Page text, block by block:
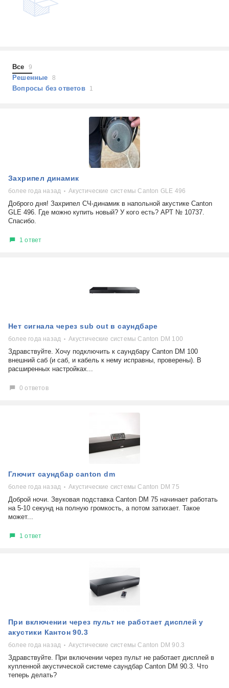
Все 9
Решенные 8
Вопросы без ответов 1
Захрипел динамик
более года назад Акустические системы Canton GLE 496
Доброго дня! Захрипел СЧ-динамик в напольной акустике Canton
GLE 496. Где можно купить новый? У кого есть? АРТ № 10737.
Спасибо.
1 ответ
Нет сигнала через sub out в саундбаре
более года назад Акустические системы Canton DM 100
Здравствуйте. Хочу подключить к саундбару Canton DM 100
внешний саб (и саб, и кабель к нему исправны, проверены). В
расширенных настройках...
0 ответов
Глючит саундбар canton dm
более года назад Акустические системы Canton DM 75
Доброй ночи. Звуковая подставка Canton DM 75 начинает работать
на 5-10 секунд на полную громкость, а потом затихает. Такое
может...
1 ответ
При включении через пульт не работает дисплей у
акустики Кантон 90.3
более года назад Акустические системы Canton DM 90.3
Здравствуйте. При включении через пульт не работает дисплей в
купленной акустической системе саундбар Canton DM 90.3. Что
теперь делать?